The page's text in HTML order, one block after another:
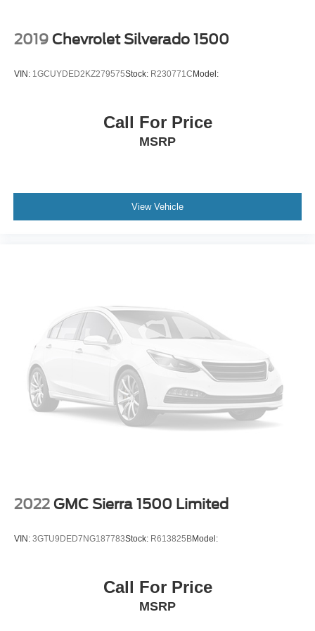
WHEEL SPARE 16""""""""""""""""""""""""""""""""""""""""""""""""""""""""""""""""""""""""""""""""""""""""""""""""""""""""""""""""""""""""""""""""""""""""""""""""""""""""""""""""""""""""""""""""""""""""""""""""""""""""""""""""""""""""""""""""""""""""""""""""""""""""""""""""""""""""""""""""""""""""""""""""""""""""""""""""""""""""""""""""""""""""""""""""""""""""""""""""""""""""""""""""""""""""""""""""""""""""""""""""""""""""""""""""""""""""""""""""""""""""""""""""""""""""""""""""""""""""""""""""""""""""""""""""""""""""""""""""""""""""""""""""""""""""""""""""""""""""""""""""""""""""""""""""""""""""""""""""""""""""""""""""""""""""""""""""""""""""""""""""""""""""""""""""""""""""""""""""""""""""""""""""""""""""""""""""""""""""""""""""""""""""""""""""""""""""""""""""""""""""""""""""""""""""""""""""""""""""""""""""""""""""""""""""""""""""""""""""""""""""""""""""""""""""""""""""""""""""""""""""""""""""""""""""""""""""""""""""""""""""""""""""""""""""""""""""""""""""""""""""""""""""""""""""""""""""""""""""""""""""""""""""""""""""""""""""""""""""""""""""""""""""""""""""""""""""""""""""""""""""""""""""""""""""""""""""""""""""""""""""""""""""""""""""""""""""""""""""""""""""""""""""""""""""""""""""""""""""""""""""""""""""""""""""""""""""""""""""""""""""""""""""""""""""""""""""""""""""""""""""""""""""""""""""""""""""""""""""""""""""""""""""""""""""""""""""""""""""""""""""""""""""""""""""""""""""""""""""""""""""""""""""""""""""""""""""""""""""""""""""""""""""""""""""""""""""""""""""""""""""""""""""""""""""""""""""""""""""""""""""""""""""""""""""""""""""""""""""""""""""""""""""""""""""""""""""""""""""""""""""""""""""""""""""""""""""""""""""""""""""""""""""""""""""""""""""""""""""""""""""""""""""""""""""""""""""""""""""""""""""""""""""""""""""""""""""""""""""""""""""""""""""""""""""""""""""""""""""""""""""""""""""""""""""""""""""""""""""""""""""""""""""""""""""""""""""""""""""""""""""""""""""""""""""""""""""""""""""""""""""""""""""""""""""""""""""""""""""""""""""""""""""""""""""""""""""""""""""""""""""""""""""""""""""""""""""""""""""""""""""""""""""""""""""""""""""""""""""""""""""""""""""""""""""""""""""""""""""""""""""""""""""""""""""""""""""""""""""""""""""""""""""""""""""""""""""""""""""""""""""""""""""""""""""""""""""""""""""""""""""""""""""""""""""""""""""""""""""""""""""""""""""""""""""""""""""""""""""""""""""""""""""""""""""""""""""""""""""""""""""""""""""""""""""""""""""""""""""""""""""""""""""""""""""""""""""""""""""""""""""""""""""""""""""""""""""""""""""""""""""""""""""""""""""""""""""""""""""""""""""""""""""""""""""""""""""""""""""""""""""""""""""""""""""""""""""""""""""""""""""""""""""""""""""""""""""""""""""""""""""""""""""""""""""""""""""""""""""""""""""""""""""""""""""""""""""""""""""""""""""""""""""""""""""""""""""""""""""""""""""""""""""""""""""""""""""""""""""""""""""""""""""""""""""""""""""""""""""""""""""""""""""""""""""""""""""""""""""""""""""""""""""""""""""""""""""""""""""""""""""""""""""""""""""""""""""""""""""""""""""""""""""""""""""""""""""""""""""""""""""""""""""""""""""""""""""""""""""""""""""""""""""""""""""""""""""""""""""""""""""""""""""""""""""""""""""""""""""""""""""""""""""""""""""""""""""""""""""""""""""""""""""""""""""""""""""""""""""""""""""""""""""""""""""""""""""""""""""""""""""""""""""""""""""""""""""""""""""""""""""""""""""""""""""""""""""""""""""""""""""""""""""""""""""""""""""""""""""""""""""""""""""""""""""""""""""""""""""""""""""""""""""""""""""""""""""""""""""""""""""""""""""""""""""""""""""""""""""""""""""""""""""""""""""""""""""""""""""""""""""""""""""""""""""""""""""""""""""""""""""""""""""""""""""""""""""""""""""""""""""""""""""""""""""""""""""""""""""""""""""""""""""""""""""""""""""""""""""""""""""""""""""""""""""""""""""""""""""""""""""""""""""""""""""""""""""""""""""""""""""""""""""""""""""""""""""""""""""""""""""""""""""""""""""""""""""""""""""""""""""""""""""""""""""""""""""""""""""""""""""""""""""""""""""""""""""""""""""""""""""""""""""""""""""""""""""""""""""""""""""""""""""""""""""""""""""""""""""""""""""""""""""""""""""""""""""""""""""""""""""""""""""""""""""""""""""""""""""""""""""""""""""""""""""""""""""""""""""""""""""""""""""""""""""""""""""""""""""""""""""""""""""""""""""""""""""""""""""""""""""""""""""""""""""""""""""""""""""""""""""""""""""""""""""""""""""""""""""""""""""""""""""""""""""""""""""""""""""""""""""""""""""""""""""""""""""""""""""""""""""""""""""""""""""""""""""""""""""""""""""""""""""""""""""""""""""""""""""""""""""""""""""""""""""""""""""""""""""""""""""""""""""""""""""""""""""""""""""""""""""""""""""""""""""""""""""""""""""""""""""""""""""""""""""""""""""""""""""""""""""""""""""""""""""""""""""""""""""""""""""""""""""""""""""""""""""""""""""""""""""""""""""""""""""""""""""""""""""""""""""""""""""""""""""""""""""""""""""""""""""""""""""""""""""""""""""""""""""""""""""""""""""""""""""""""""""""""""""""""""""""""""""""""""""""""""""""""""""""""""""""""""""""""""""""""""""""""""""""""""""""""""""""""""""""""""""""""""""""""""""""""""""""""""""""""""""""""""""""""""""""""""""""""""""""""""""""""""""""""""""""""""""""""""""""""""""""""""""""""""""""""""""""""""""""""""""""""""""""""""""""""""""""""""""""""""""""""""""""""""""""""""""""""""""""""""""""""""""""""""""""""""""""""""""""""""""""""""""""""""""""""""""""""""""""""""""""""""""""""""""""""""""""""""""""""""""""""""""""""""""""""""""""""""""""""""""""""""""""""""""""""""""""""""""""""""""""""""""""""""""""""""""""""""""""""""""""""""""""""""""""""""""""""""""""""""""""""""""""""""""""""""""""""""""""""""""""""""""""""""""""""""""""""""""""""""""""""""""""""""""""""""""""""""""""""""""""""""""""""""""""""""""""""""""""""""""""""""""""""""""""""""""""""""""""""""""""""""""""""""""""""""""""""""""""""""""""""""""""""""""""""""""""""""""""""""""""""""""""""""""""""""""""""""""""""""""""""""""""""""""""""""""""""""""""""""""""""""""""""""""""""""""""""""""""""""""""""""""""""""""""""""""""""""""""""""""""""""""""""""""""""""""""""""""""""""""""""""""""""""""""""""""""""""""""""""""""""""""""""""""""""""""""""""""""""""""""""""""""""""""""""""""""""""""""""""""""""""""""""""""""""""""""""""""""""""""""""""""""""""""""""""""""""""""""""""""""""""""""""""""""""""""""""""""""""""""""""""""""""""""""""""""""""""""""""""""""""""""""""""""""""""""""""""""""""""""""""""""""""""""""""""""""""""""""""""""""""""""""""""""""""""""""""""""""""""""""""""""""""""""""""""""""""""""""""""""""""""""""""""""""""""""""""""""""""""""""""""""""""""""""""""""""""""""""""""""""""""""""""""""""""""""""""""""""""""""""""""""""""""""""""""""""""""""""""""""""""""""""""""""""""""""""""""""""""""""""""""""""""""""""""""""""""""""""""""""""""""""""""""""""""""""""""""""""""""""""""""""""""""""""""""""""""""""""""""""""""""""""""""""""""""""""""""""""""""""""""""""""""""""""""""""""""""""""""""""""""""""""""""""""""""""""""""""""""""""""""""""""""""""""""""""""""""""""""""""""""""""""""""""""""""""""""""""""""""""""""""""""""""""""""""""""""""""""""""""""""""""""""""""""""""""""""""""""""""""""""""""""""""""""""""""""""""""""""""""""""""""""""""""""""""""""""""""""""""""""""""""""""""""""""""""""""""""""""""""""""""""""""""""""""""""""""""""""""""""""""""""""""""""""""""""""""""""""""""""""""""""""""""""""""""""""""""""""""""""""""""""""""""""""""""""""""""""""""""""""""""""""""""""""""""""""""""""""""""""""""""""""""""""""""""""""""""""""""""""""""""""""""""""""""""""""""""""""""""""""""""""""""""""""""""""""""""""""""""""""""""""""""""""""""""""""""""""""""""""""""""""""""""""""""""""""""""""""""""""""""""""""""""""""""""""""""""""""""""""""""""""""""""""""""""""""""""""""""""""""""""""""""""""""""""""""""""""""""""""""""""""""""""""""""""""""""""""""""""""""""""""""""""""""""""""""""""""""""""""""""""""""""""""""""""""""""""""""""""""""""""""""""""""""""""""""""""""""""""""""""""""""""""""""""""""""""""""""""""""""""""""""""""""""""""""""""""""""""""""""""""""""""""""""""""""""""""""""""""""""""""""""""""""""""""""""""""""""""""""""""""""""""""""""""""""""""""""""""""""""""""""""""""""""""""""""""""""""""""""""""""""""""""""""""""""""""""""""""""""""""""""""""""""""""""""""""""""""""""""""""""""""""""""""""""""""""""""""""""""""""""""""""""""""""""""""""""""""""""""""""""""""""""""""""""""""""""""""""""""""""""""""""""""""""""""""""""""""""""""""""""""""""""""""""""""""""""""""""""""""""""""""""""""""""""""""""""""""""""""""""""""""""""""""""""""""""""""""""""""""""""""""""""""""""""""""""""""""""""""""""""""""""""""""""""""""""""""""""""""""""""""""""""""""""""""""""""""""""""""""""""""""""""""""""""""""""""""""""""""""""""""""""""""""""""""""""""""""""""""""""""""""""""""""""""""""""""""""""""""""""""""""""""""""""""""""""""""""""""""""""""""""""""""""""""""""""""""""""""""""""""""""""""""""""""""""""""""""""""""""""""""""""""""""""""""""""""""""""""""""""""""""""""""""""""""""""""""""""""""""""""""""""""""""""""""""""""""""""""""""""""""""""""""""""""""""""""""""""""""""""""""""""""""""""""""""""""""""""""""""""""""""""""""""""""""""""""""""""""""""""""""""""""""""""""""""""""""""""""""""""""""""""""""""""""""""""""""""""""""""""""""""""""""""""""""""""""""""""""""""""""""""""""""""""""""""""""""""""""""""""""""""""""""""""""""""""""""""""""""""""""""""""""""""""""""""""""""""""""""""""""""""""""""""""""""""""""""""""""""""""""""""""""""""""""""""""""""""""""""""""""""""""""""""""""""""""""""""""""""""""""""""""""""""""""""""""""""""""""""""""""""""""""""""""""""""""""""""""""""""""""""""""""""""""""""""""""""""""""""""""""""""""""""""""""""""""""""""""""""""""""""""""""""""""""""""""""""""""""""""""""""""""""""""""""""""""""""""""""""""""""""""""""""""""""""""""""""""""""""""""""""""""""""""""""""""""""""""""""""""""""""""""""""""""""""""""""""""""""""""""""""""""""""""""""""""""""""""""""""""""""""""""""""""""""""""""""""""""""""""""""""""""""""""""""""""""""""""""""""""""""""""""""""""""""""""""""""""""""""""""""""""""""""""""""""""""""""""""""""""""""""""""""""""""""""""""""""""""""""""""""""""""""""""""""""""""""""""""""""""
GVWR 5800 LBS. (2631 KG)
JET BLACK CLOTH SEAT TRIM
Rear Wheel Drive
Tires - Rear All-Season
Temporary Spare Tire
Automatic Headlights
Power Mirror(s)
Keyless Entry
Power Door Locks
Satellite Radio
Power Driver Seat
2019 Chevrolet Silverado 1500
VIN: 1GCUYDED2KZ279575Stock: R230771C Model:
Call For Price
MSRP
View Vehicle
2022 GMC Sierra 1500 Limited
VIN: 3GTU9DED7NG187783Stock: R613825BModel:
Call For Price
MSRP